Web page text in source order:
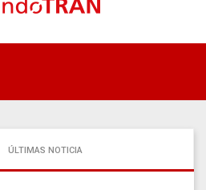
ÚLTIMAS NOTICIA